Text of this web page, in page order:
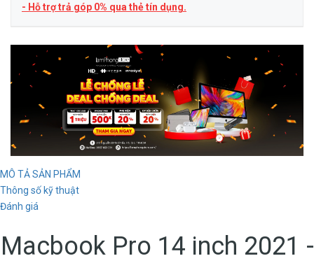
- Hỗ trợ trả góp 0% qua thẻ tín dụng.
MÔ TẢ SẢN PHẨM
Thông số kỹ thuật
Đánh giá
Macbook Pro 14 inch 2021 -